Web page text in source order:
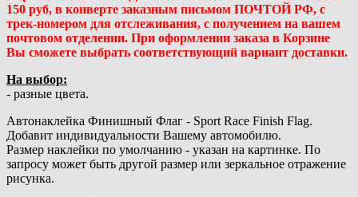
150 руб, в конверте заказным письмом ПОЧТОЙ РФ, с
трек-номером для отслеживания, с получением на вашем
почтовом отделении. При оформлении заказа в Корзине
Вы сможете выбрать соответствующий вариант доставки.
На выбор:
- разные цвета.
Автонаклейка Финишный Флаг - Sport Race Finish Flag.
Добавит индивидуальности Вашему автомобилю.
Размер наклейки по умолчанию - указан на картинке. По
запросу может быть другой размер или зеркальное отражение
рисунка.